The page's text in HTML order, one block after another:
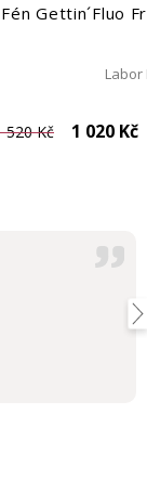
Fén Gettin´Fluo
Labor
520 Kč 1 020 Kč